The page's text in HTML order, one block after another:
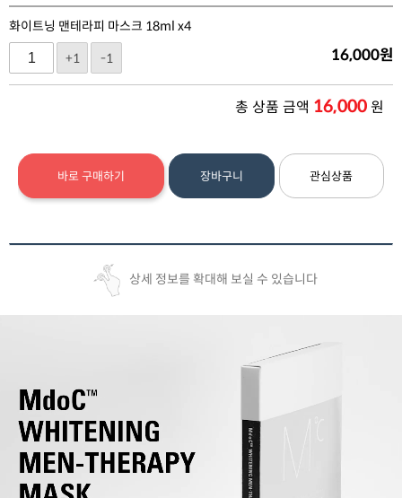
화이트닝 맨테라피 마스크 18ml x4
+1
-1 16,000원
총 상품 금액 16,000원
바로 구매하기 장바구니 관심상품
상세 정보를 확대해 보실 수 있습니다